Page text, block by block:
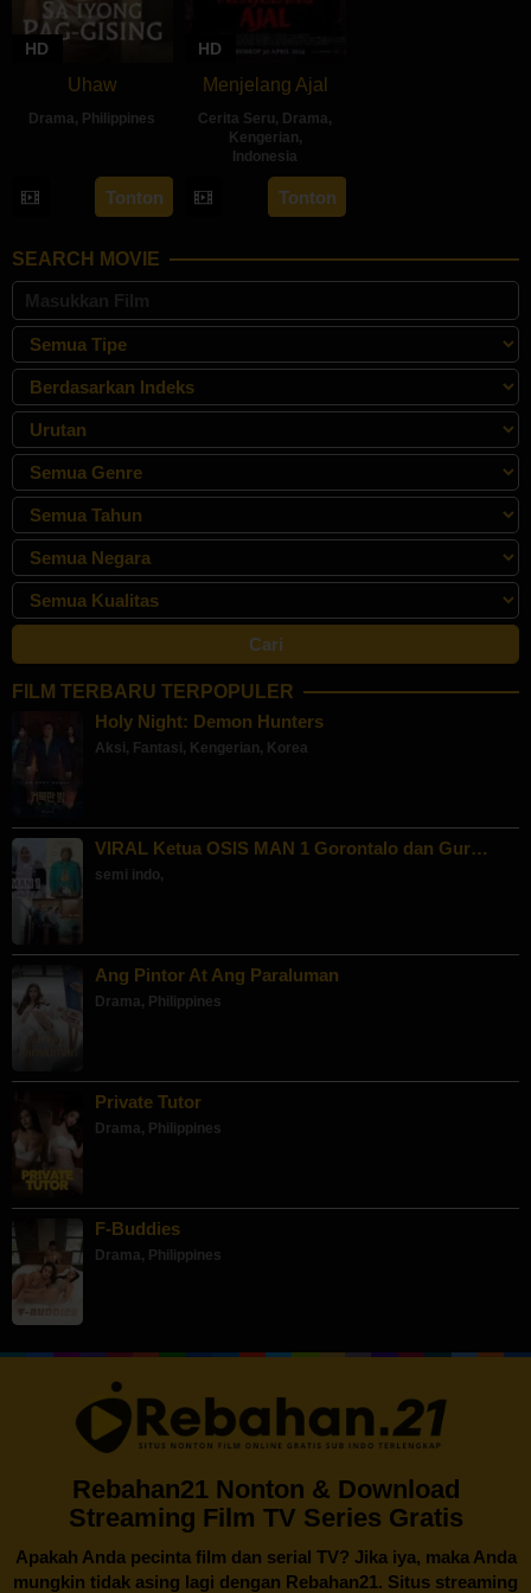
HD
Uhaw
Drama, Philippines
Aug
2024
Bonifacio
Tonton
HD
Menjelang Ajal
Cerita Seru, Drama,
Kengerian,
Indonesia
30
Apr
Hadrah
Daeng
Tonton
SEARCH MOVIE
FILM TERBARU TERPOPULER
Holy Night: Demon Hunters
Aksi, Fantasi, Kengerian, Korea
VIRAL Ketua OSIS MAN 1 Gorontalo dan Gur…
semi indo,
Ang Pintor At Ang Paraluman
Drama, Philippines
Private Tutor
Drama, Philippines
F-Buddies
Drama, Philippines
Rebahan21 Nonton & Download
Streaming Film TV Series Gratis
Apakah Anda pecinta film dan serial TV? Jika iya, maka Anda
mungkin tidak asing lagi dengan Rebahan21. Situs streaming